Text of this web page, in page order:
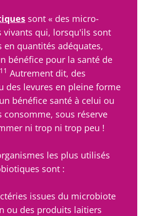
sont « des micro-
vivants qui, lorsqu'ils sont
en quantités adéquates,
bénéfice pour la santé de
Autrement dit, des
des levures en pleine forme
bénéfice santé à celui ou
consomme, sous réserve
ni trop ni trop peu !
les plus utilisés
sont :
issues du microbiote
ou des produits laitiers
Vous êtes
plutôt
yaourt,
blanc ou
skyr ? Ces
spécialités
laitières
ont un
point
commun :
elles
chou...
En savoir
plus
et fertilité :